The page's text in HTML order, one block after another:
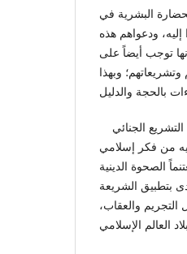
البشرية في
ودعواهم هذه
توجب أيضاً على
وبهذا
من فكر إسلامي
الصحوة الدينية
بتطبيق الشريعة
التجريم والعقاب،